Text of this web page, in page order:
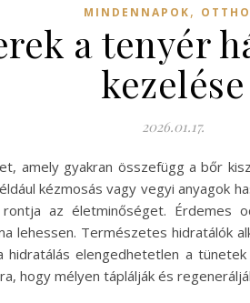
MINDENNAPOK,
a tenyér
kezelése
2026.01.17.
amely gyakran összefügg a bőr
kézmosás vagy vegyi anyagok
az életminőséget. Érdemes
lehessen. Természetes hidratálók
elengedhetetlen a
hogy mélyen táplálják és